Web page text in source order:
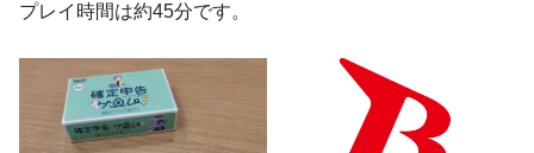
プレイ時間は約45分です。